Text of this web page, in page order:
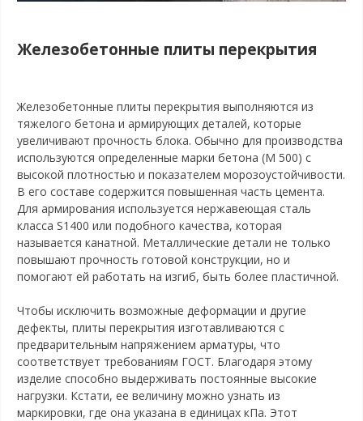
Железобетонные плиты перекрытия
Железобетонные плиты перекрытия выполняются из
тяжелого бетона и армирующих деталей, которые
увеличивают прочность блока. Обычно для производства
используются определенные марки бетона (М 500) с
высокой плотностью и показателем морозоустойчивости.
В его составе содержится повышенная часть цемента.
Для армирования используется нержавеющая сталь
класса S1400 или подобного качества, которая
называется канатной. Металлические детали не только
повышают прочность готовой конструкции, но и
помогают ей работать на изгиб, быть более пластичной.
Чтобы исключить возможные деформации и другие
дефекты, плиты перекрытия изготавливаются с
предварительным напряжением арматуры, что
соответствует требованиям ГОСТ. Благодаря этому
изделие способно выдерживать постоянные высокие
нагрузки. Кстати, ее величину можно узнать из
маркировки, где она указана в единицах кПа. Этот